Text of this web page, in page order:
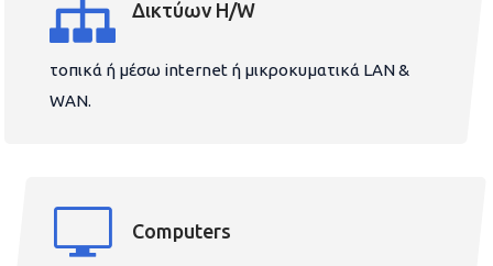
Δικτύων H/W
τοπικά ή μέσω internet ή μικροκυματικά LAN &
WAN.
Computers